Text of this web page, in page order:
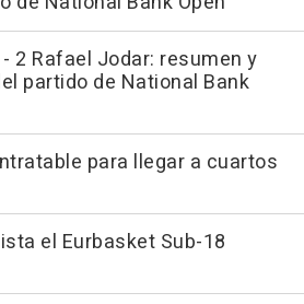
2 Rafael Jodar: resumen y
partido de National Bank
para llegar a cuartos
el Eurbasket Sub-18